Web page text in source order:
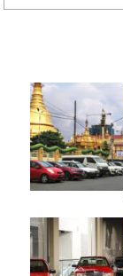
巻く噂